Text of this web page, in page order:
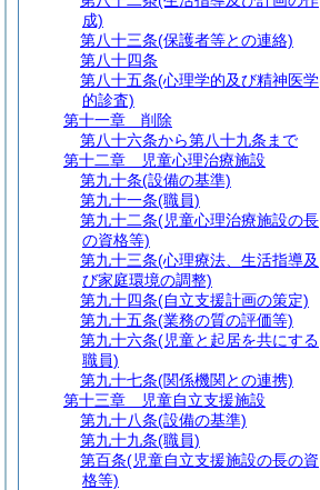
成)
第八十三条(保護者等との連絡)
第八十四条
第八十五条(心理学的及び精神医学
的診査)
第十一章
削除
第八十六条から第八十九条まで
第十二章
児童心理治療施設
第九十条(設備の基準)
第九十一条(職員)
第九十二条(児童心理治療施設の長
の資格等)
第九十三条(心理療法、生活指導及
び家庭環境の調整)
第九十四条(自立支援計画の策定)
第九十五条(業務の質の評価等)
第九十六条(児童と起居を共にする
職員)
第九十七条(関係機関との連携)
第十三章
児童自立支援施設
第九十八条(設備の基準)
第九十九条(職員)
第百条(児童自立支援施設の長の資
格等)